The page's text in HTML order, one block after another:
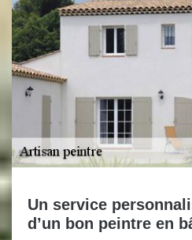
Un service
d’un bon peintre en